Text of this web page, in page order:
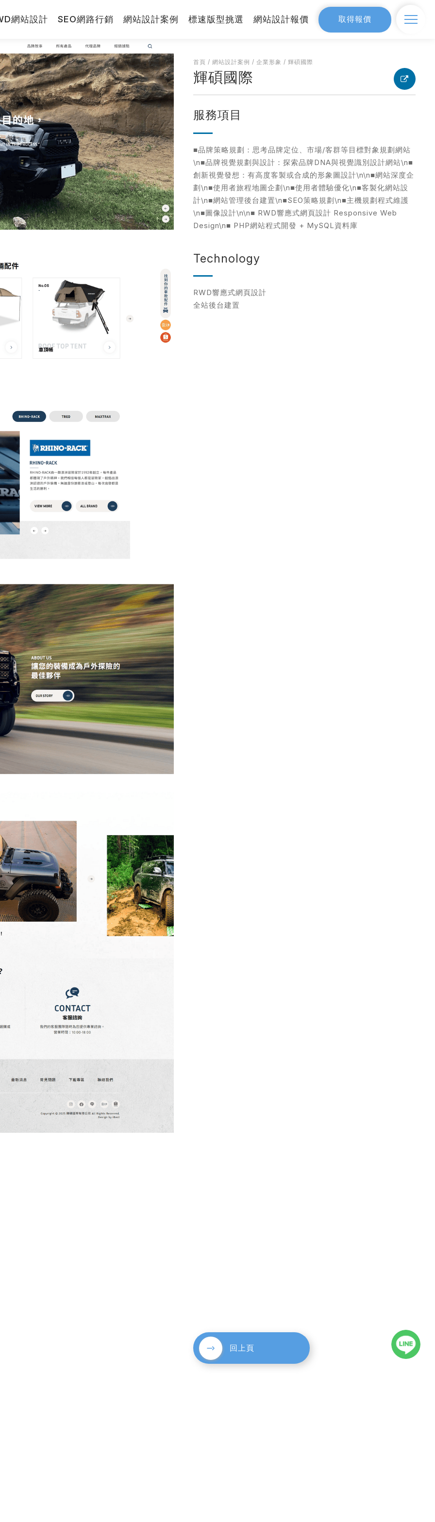
網站設計 SEO網路行銷 網站設計案例 標速版型挑選 網站設計報價 取得報價
首頁 / 網站設計案例 / 企業形象 / 輝碩國際
輝碩國際
服務項目
■品牌策略規劃：思考品牌定位、市場/客群等目標對象規劃網站
\n■品牌視覺規劃與設計：探索品牌DNA與視覺識別設計網站\n■
創新視覺發想：有高度客製或合成的形象圖設計\n\n■網站深度企
劃\n■使用者旅程地圖企劃\n■使用者體驗優化\n■客製化網站設
計\n■網站管理後台建置\n■SEO策略規劃\n■主機規劃程式維護
\n■圖像設計\n\n■ RWD響應式網頁設計 Responsive Web
Design\n■ PHP網站程式開發 + MySQL資料庫
Technology
RWD響應式網頁設計
全站後台建置
回上頁
先生 小姐
※
RWD網站設計 SEO網路行銷
網站小學堂 網站設計案例
網站設計報價
拼圖方案
視覺與費用兼顧的首選
標速方案
快速架站低成本
一頁式銷售頁
打造高轉單行銷利器
網站製作流程
網站設計服務
標速版型挑選
飯店旅宿網站設計
餐飲網站設計
客製化網站設計
購物網站設計